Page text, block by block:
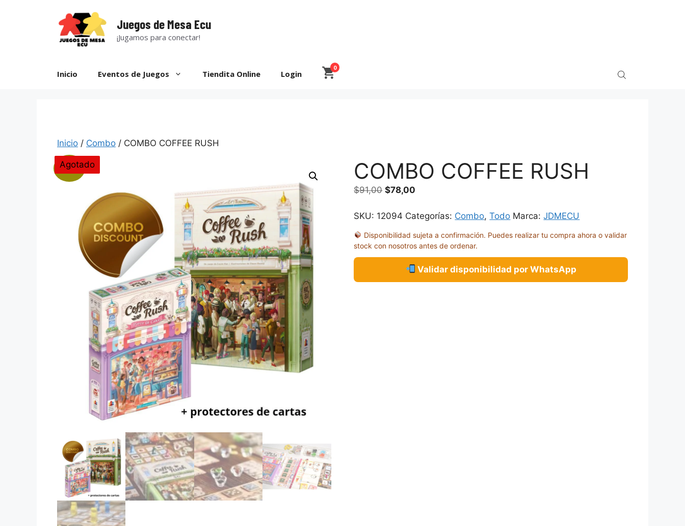
Juegos de Mesa Ecu
¡Jugamos para conectar!
Inicio Eventos de Juegos Tiendita Online Login
0
Inicio / Combo / COMBO COFFEE RUSH
¡Oferta!
Agotado COMBO COFFEE RUSH
$91,00 El
original
$91,00.
$78,00
actual
$78,00.
SKU: 12094 Categorías: Combo,Todo Marca:JDMECU
Disponibilidad sujeta a confirmación. Puedes realizar tu compra ahora o validar
stock con nosotros antes de ordenar.
Validar disponibilidad por WhatsApp